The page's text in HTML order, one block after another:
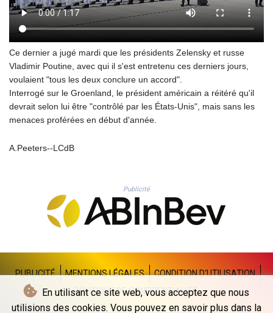
En utilisant ce site web, vous acceptez que nous
utilisions des cookies. Vous pouvez en savoir plus dans la
STN 24.505606
SVC 10.10031
SZL 18.813304
THB 38.130617
TJS 10.64899
TMT 4.038491
TND 3.385657
TRY 54.966336
TTD 7.815788
TWD 37.158306
UYU 46.490433
UZS 13757.087222
VES 869.008663
XAF 656.107084
XAG 0.018292
XAU 0.000269
Ce dernier a jugé mardi que les présidents Zelensky et russe
Vladimir Poutine, avec qui il s'est entretenu ces derniers jours,
voulaient "tous les deux conclure un accord".
Interrogé sur le Groenland, le président américain a réitéré qu'il
devrait selon lui être "contrôlé par les États-Unis", mais sans les
menaces proférées en début d'année.
A.Peeters--LCdB
Publicité
PUBLICITÉ MENTIONS LÉGALES
CONDITION D'UTILISATION
POLITIQUE DE CONFIDENTIALITÉ